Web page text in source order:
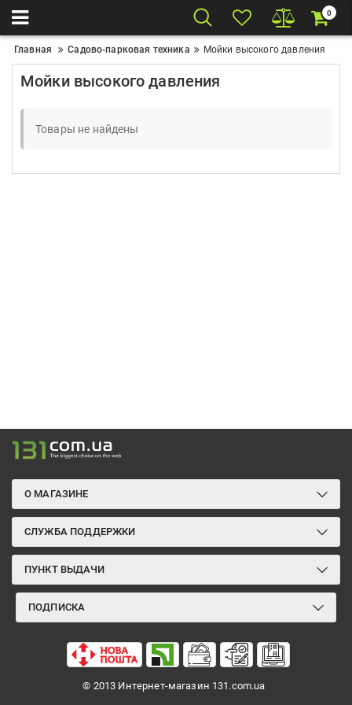
0
Главная Садово-парковая техника Мойки высокого давления
Мойки высокого давления
Товары не найдены
О МАГАЗИНЕ
СЛУЖБА ПОДДЕРЖКИ
ПУНКТ ВЫДАЧИ
ПОДПИСКА
© 2013 Интернет-магазин 131.com.ua